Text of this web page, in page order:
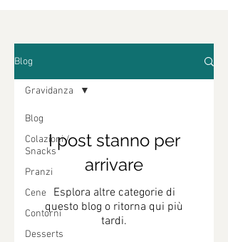
Blog
Blog
Colazioni /
Snacks
Pranzi
Cene
Contorni
Desserts
Gravidanza
I post stanno per
arrivare
Esplora altre categorie di
questo blog o ritorna qui più
tardi.